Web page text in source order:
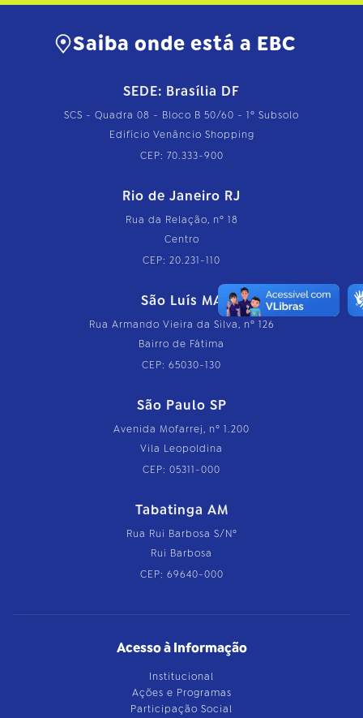
Saiba onde está a EBC
SEDE: Brasília DF
SCS - Quadra 08 - Bloco B 50/60 - 1º Subsolo
Edifício Venâncio Shopping
CEP: 70.333-900
Rio de Janeiro RJ
Rua da Relação, nº 18
Centro
CEP: 20.231-110
São Luís MA
Rua Armando Vieira da Silva, nº 126
Bairro de Fátima
CEP: 65030-130
São Paulo SP
Avenida Mofarrej, nº 1.200
Vila Leopoldina
CEP: 05311-000
Tabatinga AM
Rua Rui Barbosa S/Nº
Rui Barbosa
CEP: 69640-000
Acesso à Informação
Institucional
Ações e Programas
Participação Social